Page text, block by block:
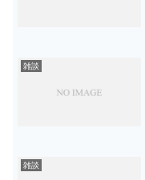
雑談
雑談